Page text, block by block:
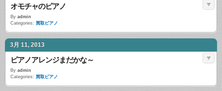
オモチャのピアノ
By admin
Categories: 買取ピアノ
3月 11, 2013
ピアノアレンジまだかな～
By admin
Categories: 買取ピアノ